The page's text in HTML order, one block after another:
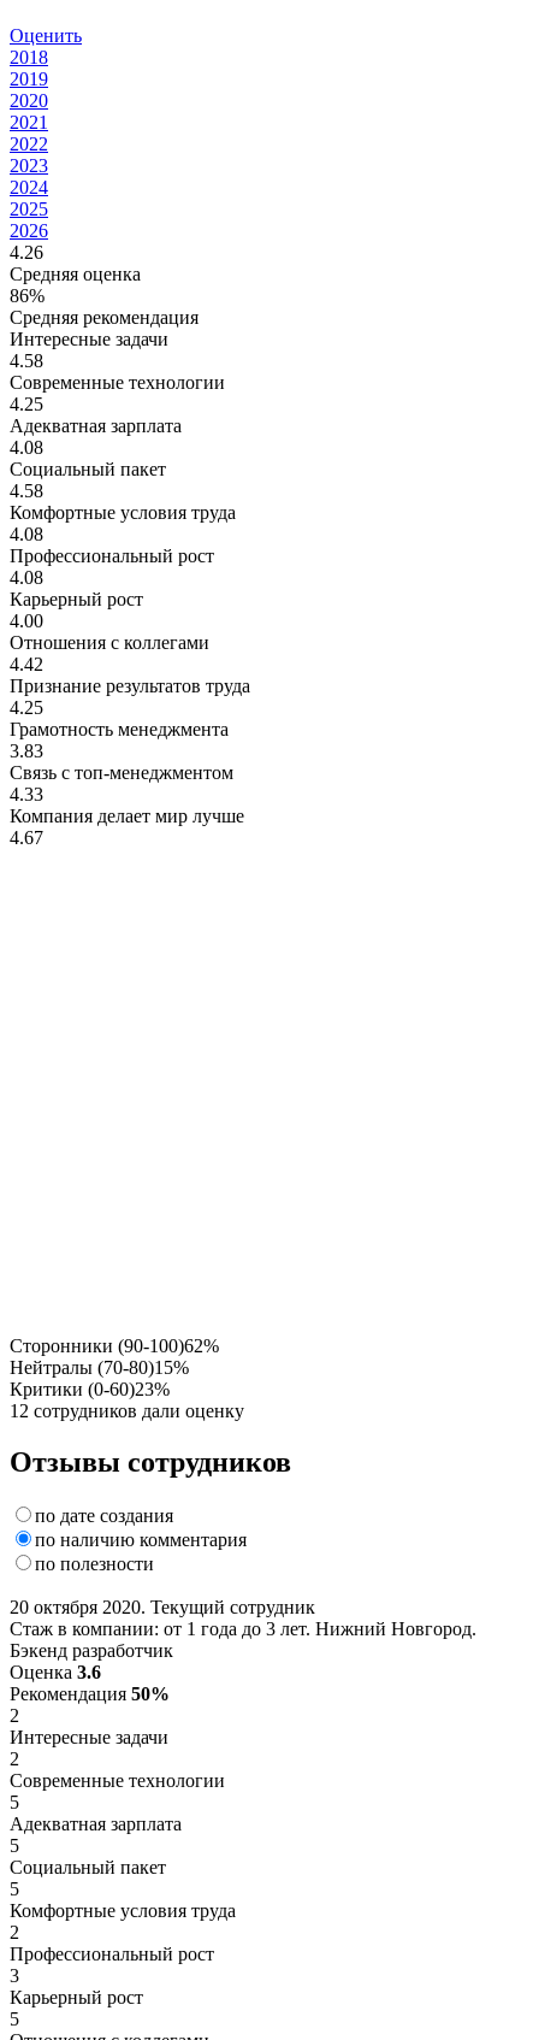
Оценить
2018
2019
2020
2021
2022
2023
2024
2025
2026
4.26
Средняя оценка
86%
Средняя рекомендация
Интересные задачи
4.58
Современные технологии
4.25
Адекватная зарплата
4.08
Социальный пакет
4.58
Комфортные условия труда
4.08
Профессиональный рост
4.08
Карьерный рост
4.00
Отношения с коллегами
4.42
Признание результатов труда
4.25
Грамотность менеджмента
3.83
Связь с топ-менеджментом
4.33
Компания делает мир лучше
4.67
Сторонники (90-100)62%
Нейтралы (70-80)15%
Критики (0-60)23%
12 сотрудников дали оценку
Отзывы сотрудников
по дате создания
по наличию комментария
по полезности
20 октября 2020. Текущий сотрудник
Стаж в компании: от 1 года до 3 лет. Нижний Новгород.
Бэкенд разработчик
Оценка 3.6
Рекомендация 50%
2
Интересные задачи
2
Современные технологии
5
Адекватная зарплата
5
Социальный пакет
5
Комфортные условия труда
2
Профессиональный рост
3
Карьерный рост
5